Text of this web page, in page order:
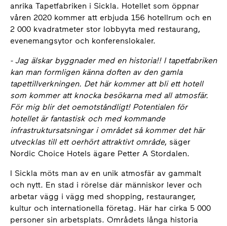
anrika Tapetfabriken i Sickla. Hotellet som öppnar
våren 2020 kommer att erbjuda 156 hotellrum och en
2 000 kvadratmeter stor lobbyyta med restaurang,
evenemangsytor och konferenslokaler.
- Jag älskar byggnader med en historia!! I tapetfabriken
kan man formligen känna doften av den gamla
tapettillverkningen. Det här kommer att bli ett hotell
som kommer att knocka besökarna med all atmosfär.
För mig blir det oemotståndligt! Potentialen för
hotellet är fantastisk och med kommande
infrastruktursatsningar i området så kommer det här
utvecklas till ett oerhört attraktivt område, säger
Nordic Choice Hotels ägare Petter A Stordalen.
I Sickla möts man av en unik atmosfär av gammalt
och nytt. En stad i rörelse där människor lever och
arbetar vägg i vägg med shopping, restauranger,
kultur och internationella företag. Här har cirka 5 000
personer sin arbetsplats. Områdets långa historia